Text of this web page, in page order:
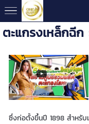
ตะแกรงเหล็กฉี
ซึ่งก่อตั้งขึ้นปี 1898 สำหรับ